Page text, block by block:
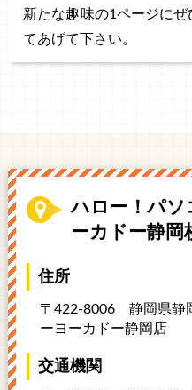
新たな趣味の1ページに
てあげて下さい。
ハロー！パソ
ーカドー静岡
住所
〒422-8006 静岡県静
ーヨーカドー静岡店
交通機関